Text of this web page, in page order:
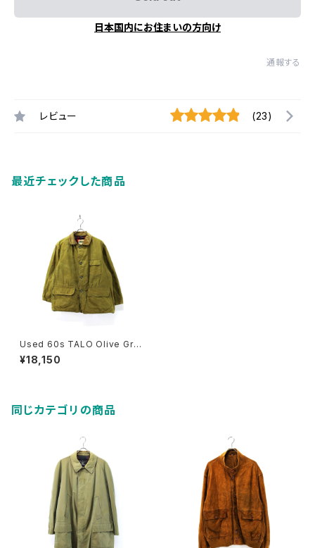
日本国内にお住まいの方向け
通報する
レビュー (23)
最近チェックした商品
Used 60s TALO Olive Gre
en Duck Cotton Wide Shor
t Hunting Jacket Size M 古
¥18,150
同じカテゴリの商品